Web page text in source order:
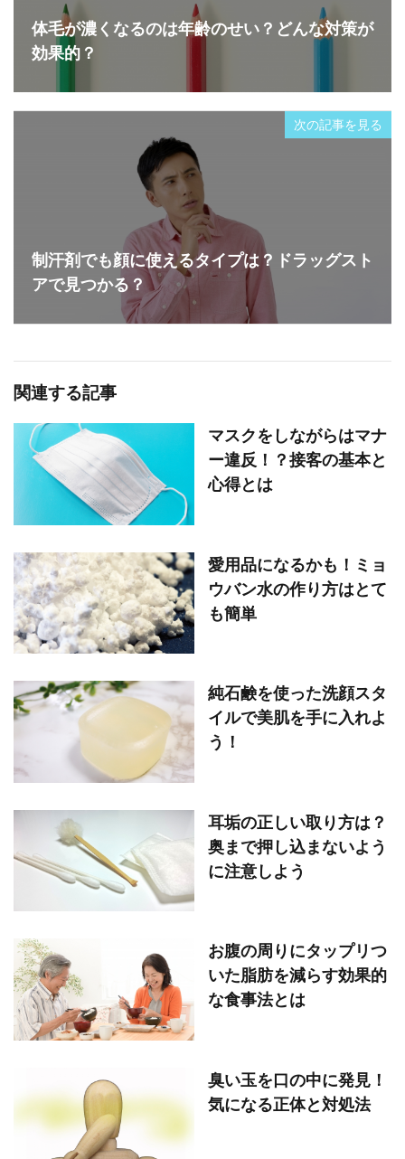
体毛が濃くなるのは年齢のせい？どんな対策が
効果的？
次の記事を見る
制汗剤でも顔に使えるタイプは？ドラッグスト
アで見つかる？
関連する記事
マスクをしながらはマナ
ー違反！？接客の基本と
心得とは
愛用品になるかも！ミョ
ウバン水の作り方はとて
も簡単
純石鹸を使った洗顔スタ
イルで美肌を手に入れよ
う！
耳垢の正しい取り方は？
奥まで押し込まないよう
に注意しよう
お腹の周りにタップリつ
いた脂肪を減らす効果的
な食事法とは
臭い玉を口の中に発見！
気になる正体と対処法